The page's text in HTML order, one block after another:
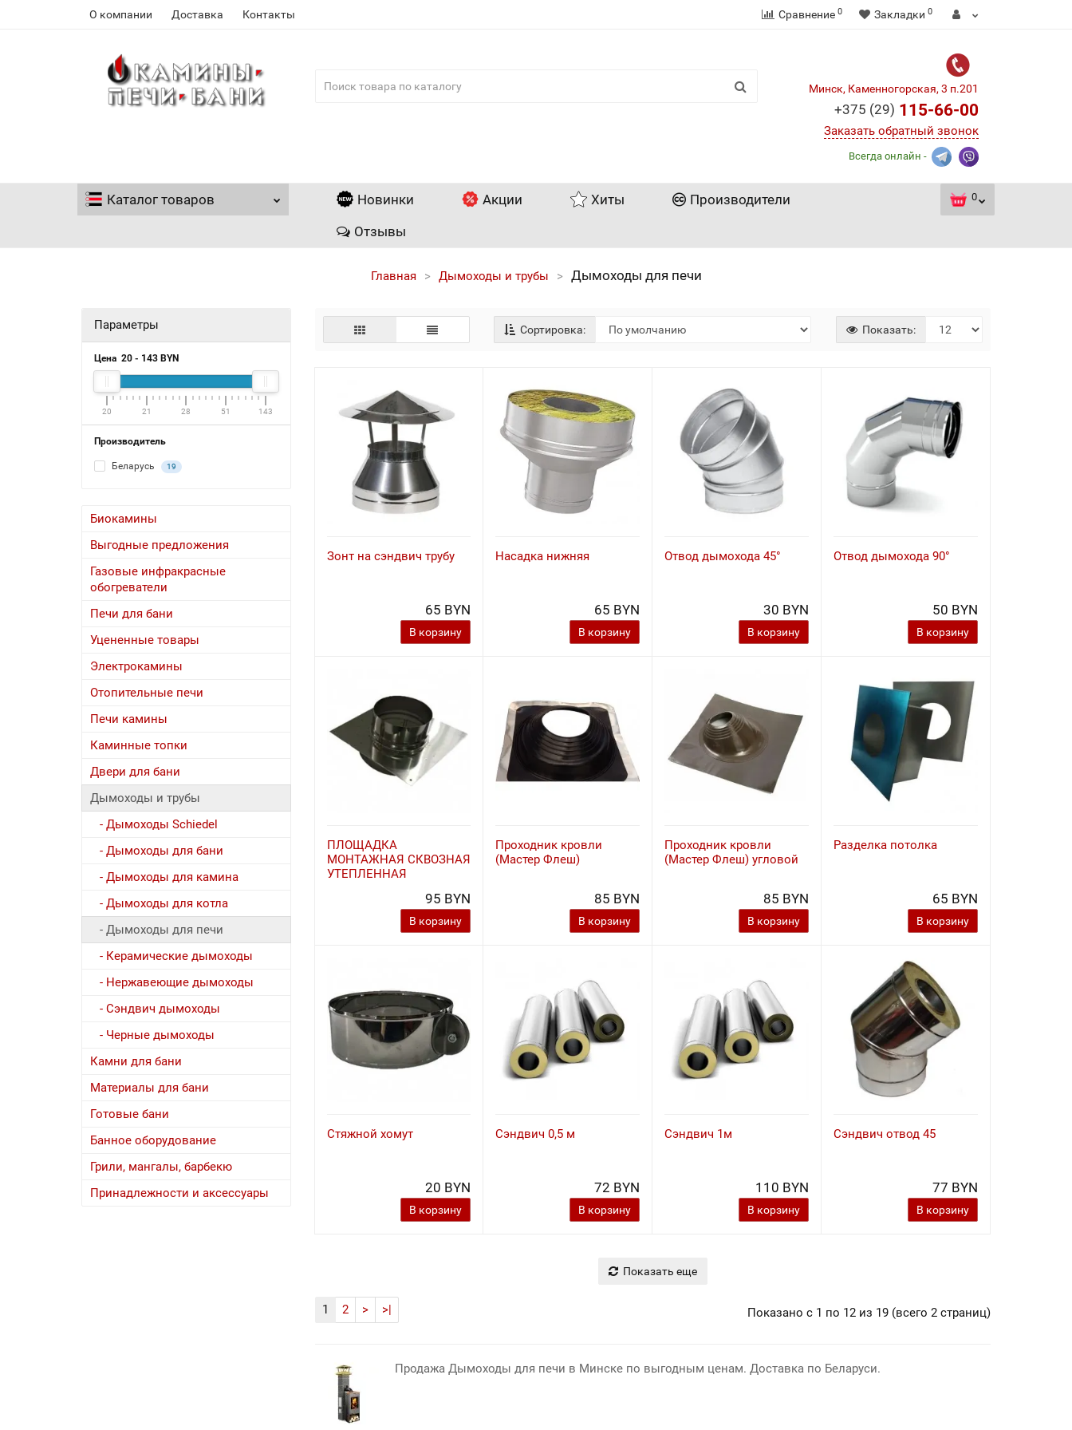
О компании Доставка Контакты Сравнение 0 Закладки 0
Минск, Каменногорская, 3 п.201
+375 (29) 115-66-00
Заказать обратный звонок
Всегда онлайн -
Каталог товаров Новинки Акции Хиты
Производители
Отзывы
0
Главная Дымоходы и трубы Дымоходы для печи
Параметры
Цена 20 - 143 BYN
20 21 28 51 143
Производитель
Беларусь 19
Биокамины
Выгодные предложения
Газовые инфракрасные
обогреватели
Печи для бани
Уцененные товары
Электрокамины
Отопительные печи
Печи камины
Каминные топки
Двери для бани
Дымоходы и трубы
- Дымоходы Schiedel
- Дымоходы для бани
- Дымоходы для камина
- Дымоходы для котла
- Дымоходы для печи
- Керамические дымоходы
- Нержавеющие дымоходы
- Сэндвич дымоходы
- Черные дымоходы
Камни для бани
Материалы для бани
Готовые бани
Банное оборудование
Грили, мангалы, барбекю
Принадлежности и аксессуары
Сортировка: Показать:
Зонт на сэндвич трубу
65 BYN
В корзину
Насадка нижняя
65 BYN
В корзину
Отвод дымохода 45°
30 BYN
В корзину
Отвод дымохода 90°
50 BYN
В корзину
ПЛОЩАДКА
МОНТАЖНАЯ СКВОЗНАЯ
УТЕПЛЕННАЯ
95 BYN
В корзину
Проходник кровли
(Мастер Флеш)
85 BYN
В корзину
Проходник кровли
(Мастер Флеш) угловой
85 BYN
В корзину
Разделка потолка
65 BYN
В корзину
Стяжной хомут
20 BYN
В корзину
Сэндвич 0,5 м
72 BYN
В корзину
Сэндвич 1м
110 BYN
В корзину
Сэндвич отвод 45
77 BYN
В корзину
Показать еще
1 2 > >| Показано с 1 по 12 из 19 (всего 2 страниц)
Продажа Дымоходы для печи в Минске по выгодным ценам. Доставка по Беларуси.